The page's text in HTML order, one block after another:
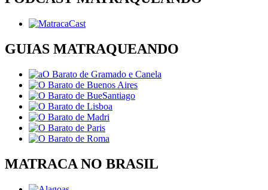
GUIAS MATRAQUEANDO
MATRACA NO BRASIL